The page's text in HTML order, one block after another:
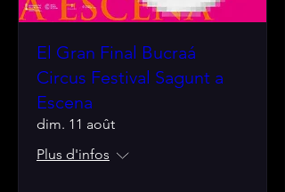
El Gran Final Bucraá
Circus Festival Sagunt a
Escena
dim. 11 août
Plus d'infos